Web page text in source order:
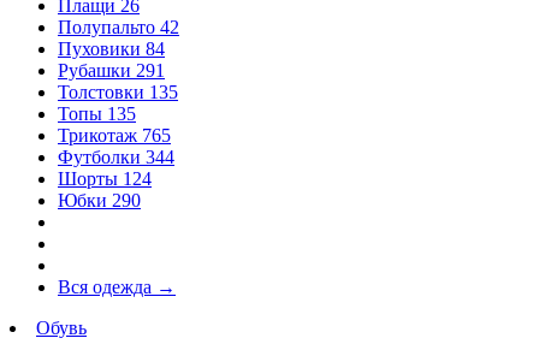
Плащи 26
Полупальто 42
Пуховики 84
Рубашки 291
Толстовки 135
Топы 135
Трикотаж 765
Футболки 344
Шорты 124
Юбки 290
Вся одежда →
Обувь